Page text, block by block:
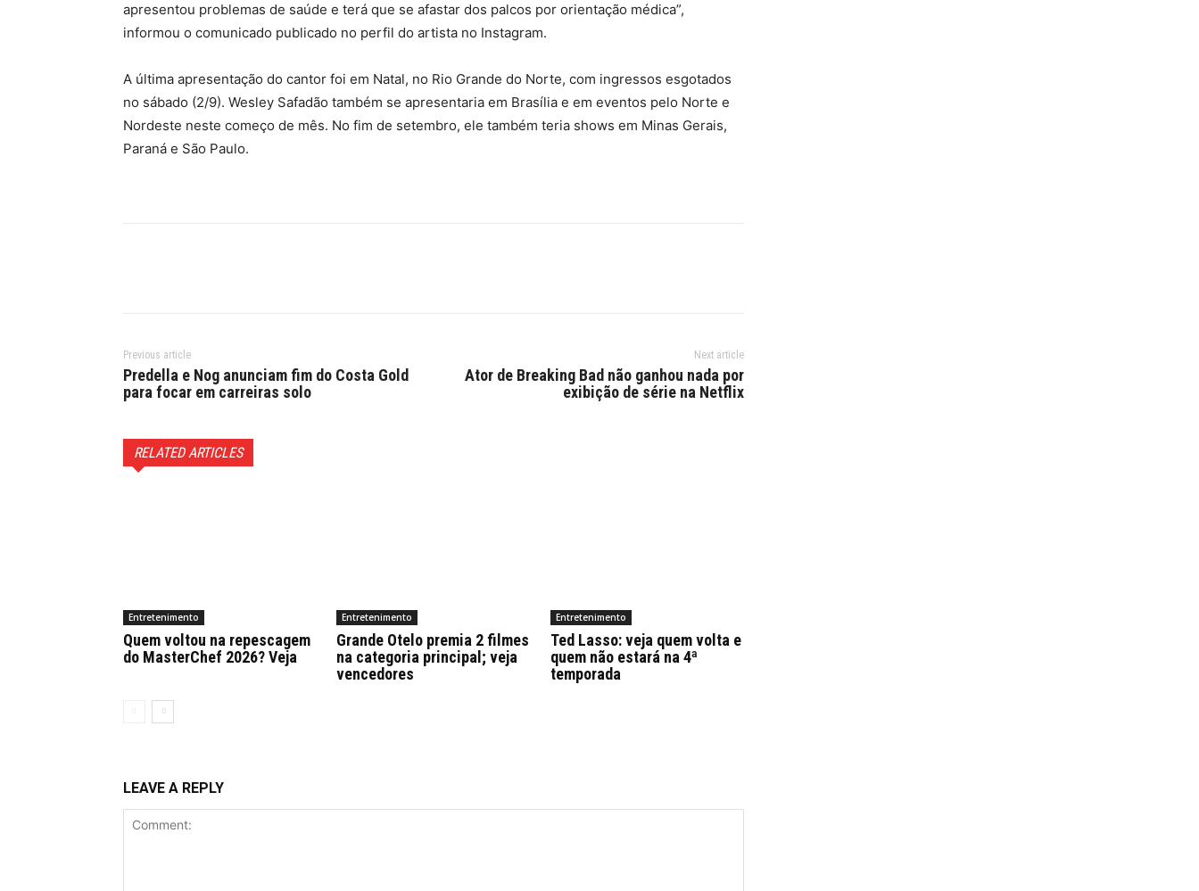
apresentou problemas de saúde e terá que se afastar dos palcos por orientação médica”,
informou o comunicado publicado no perfil do artista no Instagram.
A última apresentação do cantor foi em Natal, no Rio Grande do Norte, com ingressos esgotados
no sábado (2/9). Wesley Safadão também se apresentaria em Brasília e em eventos pelo Norte e
Nordeste neste começo de mês. No fim de setembro, ele também teria shows em Minas Gerais,
Paraná e São Paulo.
Previous article
Predella e Nog anunciam fim do Costa Gold
para focar em carreiras solo
Next article
Ator de Breaking Bad não ganhou nada por
exibição de série na Netflix
RELATED ARTICLES
Entretenimento
Quem voltou na repescagem
do MasterChef 2026? Veja
Entretenimento
Grande Otelo premia 2 filmes
na categoria principal; veja
vencedores
Entretenimento
Ted Lasso: veja quem volta e
quem não estará na 4ª
temporada
LEAVE A REPLY